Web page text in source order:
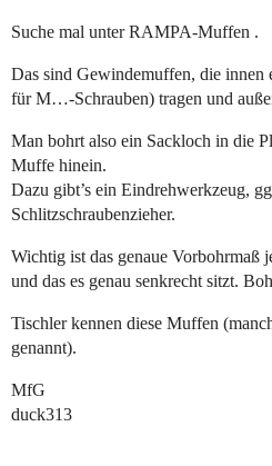
Suche mal unter RAMPA-Muffen .
Das sind Gewindemuffen, die innen
für M…-Schrauben) tragen und
Man bohrt also ein Sackloch in die
Muffe hinein.
Dazu gibt’s ein Eindrehwerkzeug,
Schlitzschraubenzieher.
Wichtig ist das genaue Vorbohrmaß
und das es genau senkrecht sitzt.
Tischler kennen diese Muffen
genannt).
MfG
duck313